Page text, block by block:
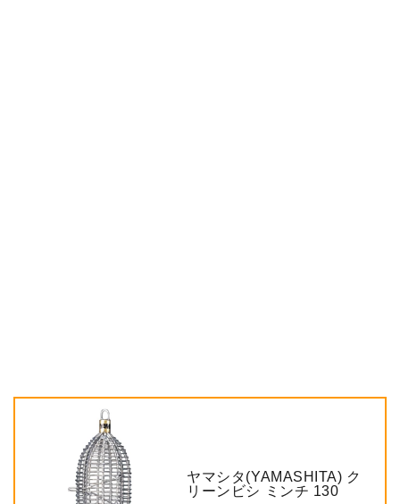
ヤマシタ(YAMASHITA) ク
リーンビシ ミンチ 130